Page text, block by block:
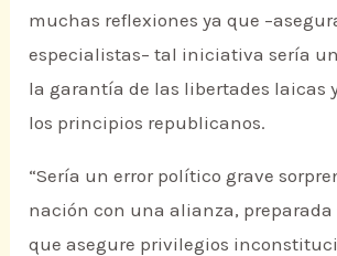
muchas reflexiones ya que
especialistas– tal iniciativa sería
la garantía de las libertades laicas
los principios republicanos.
“Sería un error político grave
nación con una alianza,
que asegure privilegios